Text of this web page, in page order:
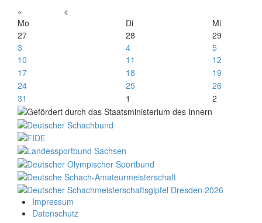
«
<
Mo
Di
Mi
27
28
29
3
4
5
10
11
12
17
18
19
24
25
26
31
1 2
Impressum
Datenschutz